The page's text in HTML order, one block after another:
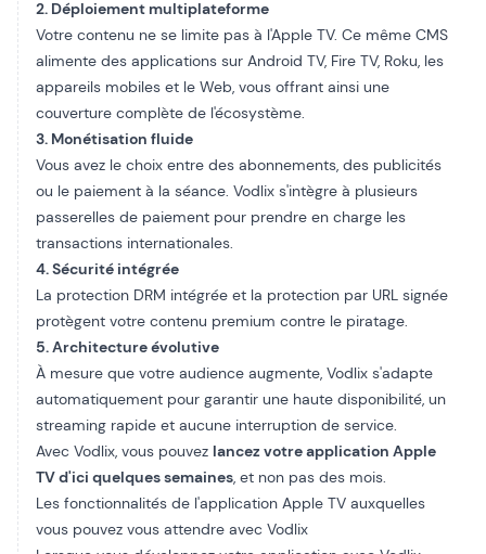
2. Déploiement multiplateforme
Votre contenu ne se limite pas à l'Apple TV. Ce même CMS
alimente des applications sur Android TV, Fire TV, Roku, les
appareils mobiles et le Web, vous offrant ainsi une
couverture complète de l'écosystème.
3. Monétisation fluide
Vous avez le choix entre des abonnements, des publicités
ou le paiement à la séance. Vodlix s'intègre à plusieurs
passerelles de paiement pour prendre en charge les
transactions internationales.
4. Sécurité intégrée
La protection DRM intégrée et la protection par URL signée
protègent votre contenu premium contre le piratage.
5. Architecture évolutive
À mesure que votre audience augmente, Vodlix s'adapte
automatiquement pour garantir une haute disponibilité, un
streaming rapide et aucune interruption de service.
Avec Vodlix, vous pouvez lancez votre application Apple
TV d'ici quelques semaines, et non pas des mois.
Les fonctionnalités de l'application Apple TV auxquelles
vous pouvez vous attendre avec Vodlix